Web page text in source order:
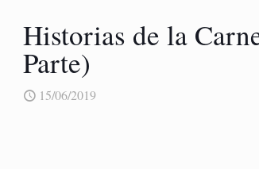
Historias de la
Parte)
15/06/2019